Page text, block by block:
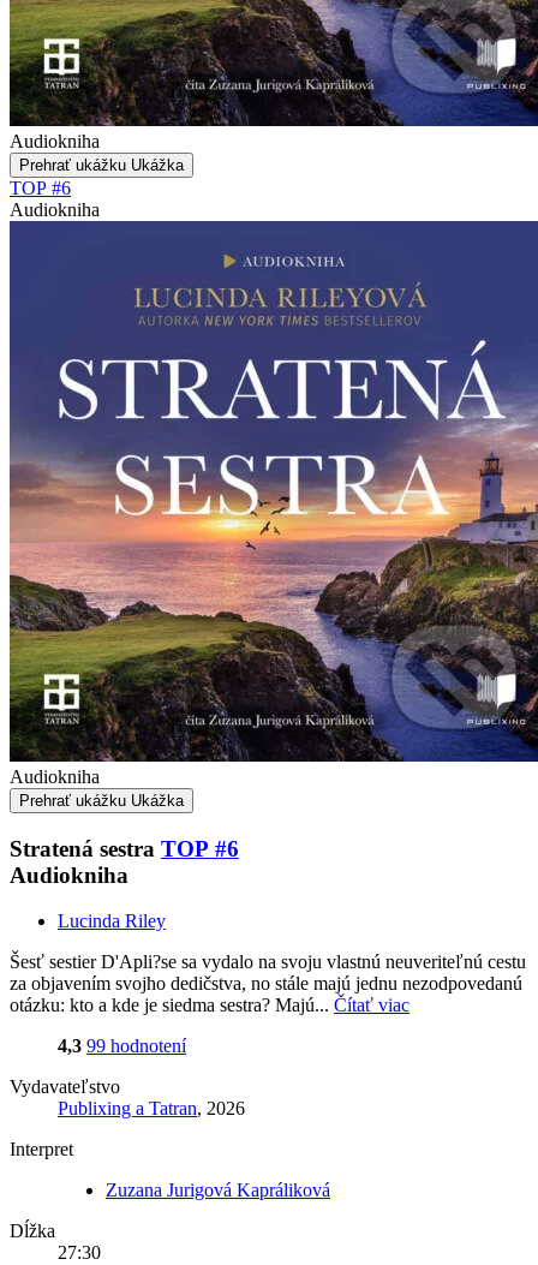
Audiokniha
Prehrať ukážku Ukážka
TOP #6
Audiokniha
Audiokniha
Prehrať ukážku Ukážka
Stratená sestra TOP #6
Audiokniha
Lucinda Riley
Šesť sestier D'Apli?se sa vydalo na svoju vlastnú neuveriteľnú cestu
za objavením svojho dedičstva, no stále majú jednu nezodpovedanú
otázku: kto a kde je siedma sestra? Majú... Čítať viac
4,3 99 hodnotení
Vydavateľstvo
Publixing a Tatran, 2026
Interpret
Zuzana Jurigová Kapráliková
Dĺžka
27:30